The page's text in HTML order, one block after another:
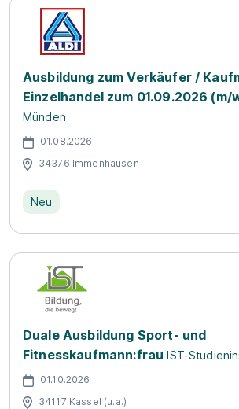
Ausbildung zum Verkäufer /
Einzelhandel zum 01.09.2026 (m/
Münden
01.08.2026
34376 Immenhausen
Neu
Duale Ausbildung Sport- und
Fitnesskaufmann:frau IST-
01.10.2026
34117 Kassel (u.a.)